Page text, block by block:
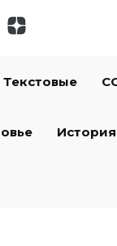
Текстовые
История